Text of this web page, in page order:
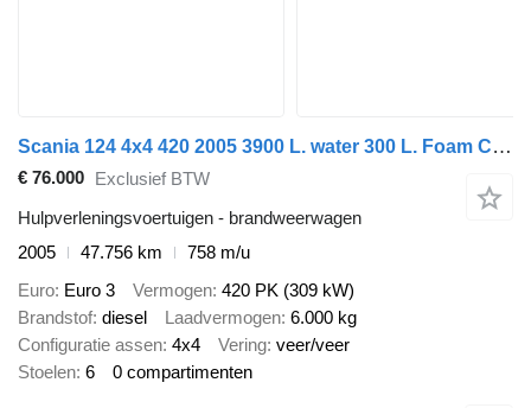
Scania 124 4x4 420 2005 3900 L. water 300 L. Foam CAFS Firetruck Feuerw
€ 76.000 Exclusief BTW
Hulpverleningsvoertuigen - brandweerwagen
2005
47.756 km
758 m/u
Euro Euro 3 Vermogen 420 PK (309 kW)
Brandstof diesel Laadvermogen 6.000 kg
Configuratie assen 4x4 Vering veer/veer
Stoelen 6 0 compartimenten